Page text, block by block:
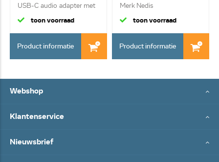
USB-C audio adapter met
voed...
toon voorraad
Product informatie
Merk Nedis
Snellaad functie | ...
toon voorraad
Product informatie
Webshop
Klantenservice
Nieuwsbrief